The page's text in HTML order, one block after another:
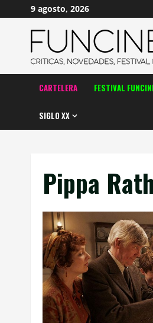
contenido
9 agosto, 2026
CARTELERA FESTIVAL
SIGLO XX
Pippa